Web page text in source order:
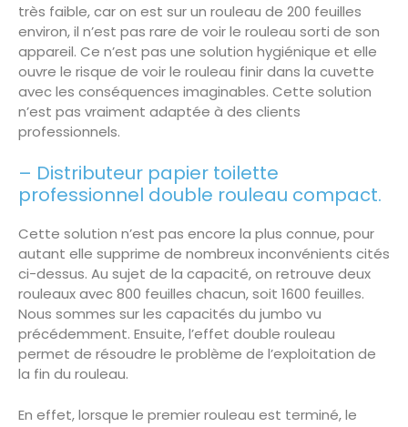
très faible, car on est sur un rouleau de 200 feuilles
environ, il n’est pas rare de voir le rouleau sorti de son
appareil. Ce n’est pas une solution hygiénique et elle
ouvre le risque de voir le rouleau finir dans la cuvette
avec les conséquences imaginables. Cette solution
n’est pas vraiment adaptée à des clients
professionnels.
– Distributeur papier toilette
professionnel double rouleau compact.
Cette solution n’est pas encore la plus connue, pour
autant elle supprime de nombreux inconvénients cités
ci-dessus. Au sujet de la capacité, on retrouve deux
rouleaux avec 800 feuilles chacun, soit 1600 feuilles.
Nous sommes sur les capacités du jumbo vu
précédemment. Ensuite, l’effet double rouleau
permet de résoudre le problème de l’exploitation de
la fin du rouleau.
En effet, lorsque le premier rouleau est terminé, le